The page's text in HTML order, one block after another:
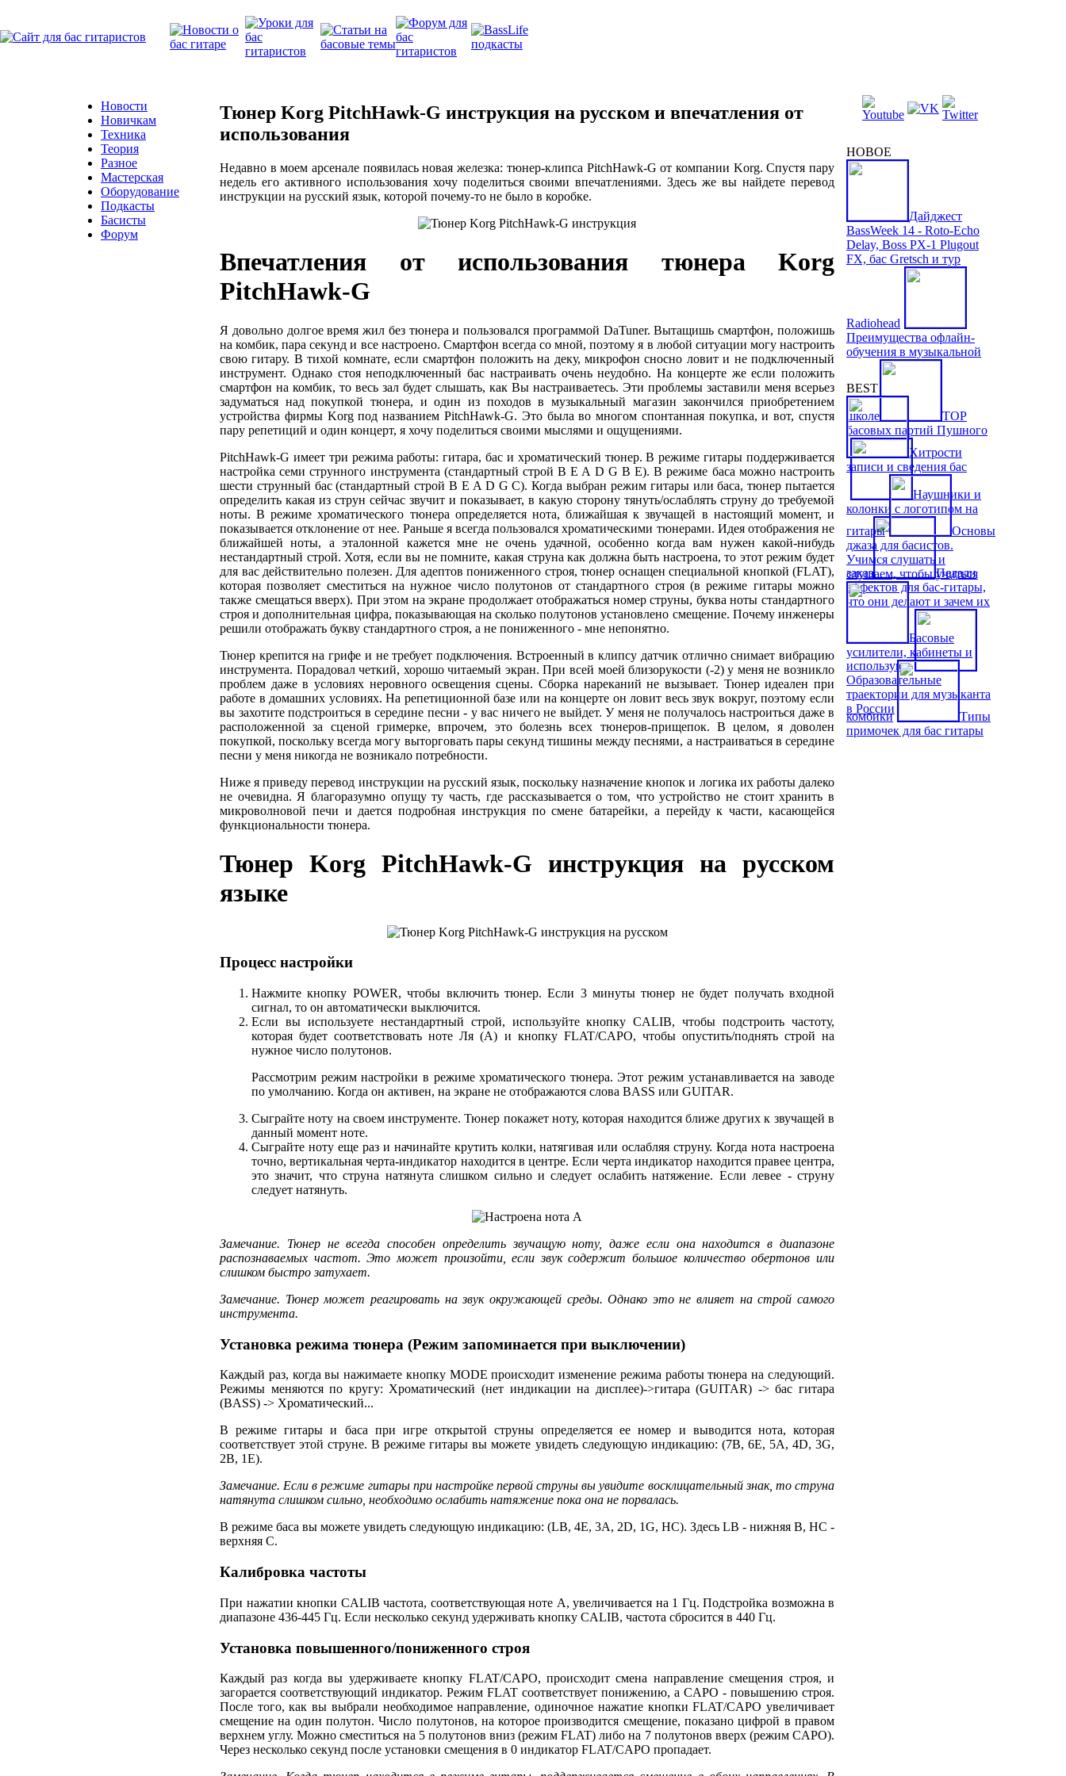
Новости
Новичкам
Техника
Теория
Разное
Мастерская
Оборудование
Подкасты
Басисты
Форум
Тюнер Korg PitchHawk-G инструкция на русском и впечатления от
использования
Недавно в моем арсенале появилась новая железка: тюнер-клипса PitchHawk-G от компании Korg. Спустя пару
недель его активного использования хочу поделиться своими впечатлениями. Здесь же вы найдете перевод
инструкции на русский язык, которой почему-то не было в коробке.
Впечатления от использования тюнера Korg
PitchHawk-G
Я довольно долгое время жил без тюнера и пользовался программой DaTuner. Вытащишь смартфон, положишь
на комбик, пара секунд и все настроено. Смартфон всегда со мной, поэтому я в любой ситуации могу настроить
свою гитару. В тихой комнате, если смартфон положить на деку, микрофон сносно ловит и не подключенный
инструмент. Однако стоя неподключенный бас настраивать очень неудобно. На концерте же если положить
смартфон на комбик, то весь зал будет слышать, как Вы настраиваетесь. Эти проблемы заставили меня всерьез
задуматься над покупкой тюнера, и один из походов в музыкальный магазин закончился приобретением
устройства фирмы Korg под названием PitchHawk-G. Это была во многом спонтанная покупка, и вот, спустя
пару репетиций и один концерт, я хочу поделиться своими мыслями и ощущениями.
PitchHawk-G имеет три режима работы: гитара, бас и хроматический тюнер. В режиме гитары поддерживается
настройка семи струнного инструмента (стандартный строй B E A D G B E). В режиме баса можно настроить
шести струнный бас (стандартный строй B E A D G C). Когда выбран режим гитары или баса, тюнер пытается
определить какая из струн сейчас звучит и показывает, в какую сторону тянуть/ослаблять струну до требуемой
ноты. В режиме хроматического тюнера определяется нота, ближайшая к звучащей в настоящий момент, и
показывается отклонение от нее. Раньше я всегда пользовался хроматическими тюнерами. Идея отображения не
ближайшей ноты, а эталонной кажется мне не очень удачной, особенно когда вам нужен какой-нибудь
нестандартный строй. Хотя, если вы не помните, какая струна как должна быть настроена, то этот режим будет
для вас действительно полезен. Для адептов пониженного строя, тюнер оснащен специальной кнопкой (FLAT),
которая позволяет сместиться на нужное число полутонов от стандартного строя (в режиме гитары можно
также смещаться вверх). При этом на экране продолжает отображаться номер струны, буква ноты стандартного
строя и дополнительная цифра, показывающая на сколько полутонов установлено смещение. Почему инженеры
решили отображать букву стандартного строя, а не пониженного - мне непонятно.
Тюнер крепится на грифе и не требует подключения. Встроенный в клипсу датчик отлично снимает вибрацию
инструмента. Порадовал четкий, хорошо читаемый экран. При всей моей близорукости (-2) у меня не возникло
проблем даже в условиях неровного освещения сцены. Сборка нареканий не вызывает. Тюнер идеален при
работе в домашних условиях. На репетиционной базе или на концерте он ловит весь звук вокруг, поэтому если
вы захотите подстроиться в середине песни - у вас ничего не выйдет. У меня не получалось настроиться даже в
расположенной за сценой гримерке, впрочем, это болезнь всех тюнеров-прищепок. В целом, я доволен
покупкой, поскольку всегда могу выторговать пары секунд тишины между песнями, а настраиваться в середине
песни у меня никогда не возникало потребности.
Ниже я приведу перевод инструкции на русский язык, поскольку назначение кнопок и логика их работы далеко
не очевидна. Я благоразумно опущу ту часть, где рассказывается о том, что устройство не стоит хранить в
микроволновой печи и дается подробная инструкция по смене батарейки, а перейду к части, касающейся
функциональности тюнера.
Тюнер Korg PitchHawk-G инструкция на русском
языке
Процесс настройки
Нажмите кнопку POWER, чтобы включить тюнер. Если 3 минуты тюнер не будет получать входной
сигнал, то он автоматически выключится.
Если вы используете нестандартный строй, используйте кнопку CALIB, чтобы подстроить частоту,
которая будет соответствовать ноте Ля (А) и кнопку FLAT/CAPO, чтобы опустить/поднять строй на
нужное число полутонов.
Рассмотрим режим настройки в режиме хроматического тюнера. Этот режим устанавливается на заводе
по умолчанию. Когда он активен, на экране не отображаются слова BASS или GUITAR.
Сыграйте ноту на своем инструменте. Тюнер покажет ноту, которая находится ближе других к звучащей в
данный момент ноте.
Сыграйте ноту еще раз и начинайте крутить колки, натягивая или ослабляя струну. Когда нота настроена
точно, вертикальная черта-индикатор находится в центре. Если черта индикатор находится правее центра,
это значит, что струна натянута слишком сильно и следует ослабить натяжение. Если левее - струну
следует натянуть.
Замечание. Тюнер не всегда способен определить звучащую ноту, даже если она находится в диапазоне
распознаваемых частот. Это может произойти, если звук содержит большое количество обертонов или
слишком быстро затухает.
Замечание. Тюнер может реагировать на звук окружающей среды. Однако это не влияет на строй самого
инструмента.
Установка режима тюнера (Режим запоминается при выключении)
Каждый раз, когда вы нажимаете кнопку MODE происходит изменение режима работы тюнера на следующий.
Режимы меняются по кругу: Хроматический (нет индикации на дисплее)->гитара (GUITAR) -> бас гитара
(BASS) -> Хроматический...
В режиме гитары и баса при игре открытой струны определяется ее номер и выводится нота, которая
соответствует этой струне. В режиме гитары вы можете увидеть следующую индикацию: (7B, 6E, 5A, 4D, 3G,
2B, 1E).
Замечание. Если в режиме гитары при настройке первой струны вы увидите восклицательный знак, то струна
натянута слишком сильно, необходимо ослабить натяжение пока она не порвалась.
В режиме баса вы можете увидеть следующую индикацию: (LB, 4E, 3A, 2D, 1G, HC). Здесь LB - нижняя B, HС -
верхняя C.
Калибровка частоты
При нажатии кнопки CALIB частота, соответствующая ноте А, увеличивается на 1 Гц. Подстройка возможна в
диапазоне 436-445 Гц. Если несколько секунд удерживать кнопку CALIB, частота сбросится в 440 Гц.
Установка повышенного/пониженного строя
Каждый раз когда вы удерживаете кнопку FLAT/CAPO, происходит смена направление смещения строя, и
загорается соответствующий индикатор. Режим FLAT соответствует понижению, а CAPO - повышению строя.
После того, как вы выбрали необходимое направление, одиночное нажатие кнопки FLAT/CAPO увеличивает
смещение на один полутон. Число полутонов, на которое производится смещение, показано цифрой в правом
верхнем углу. Можно сместиться на 5 полутонов вниз (режим FLAT) либо на 7 полутонов вверх (режим CAPO).
Через несколько секунд после установки смещения в 0 индикатор FLAT/CAPO пропадает.
НОВОЕ
Дайджест
BassWeek 14 - Roto-Echo
Delay, Boss PX-1 Plugout
FX, бас Gretsch и тур
Radiohead
Преимущества офлайн-
обучения в музыкальной
школе
TOP
басовых партий Пушного
Наушники и
колонки с логотипом на
заказ
Педали
эффектов для бас-гитары,
что они делают и зачем их
используют
Образовательные
траектории для музыканта
в России
BEST
Хитрости
записи и сведения бас
гитары
Основы
джаза для басистов.
Учимся слушать и
слушаем, чтобы учиться
Басовые
усилители, кабинеты и
комбики
Типы
примочек для бас гитары